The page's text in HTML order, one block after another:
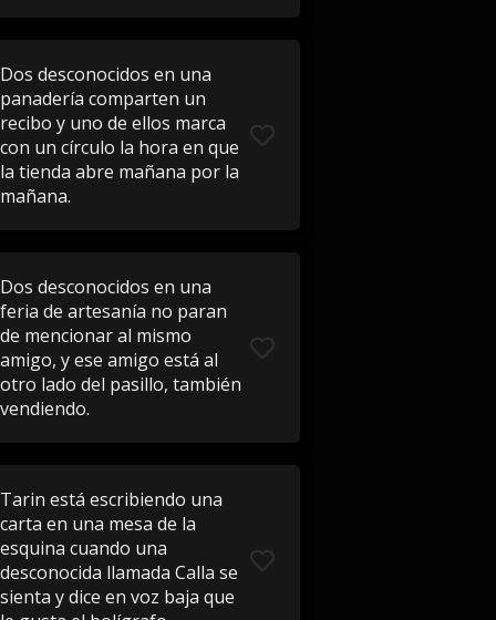
Dos desconocidos en una
panadería comparten un
recibo y uno de ellos marca
con un círculo la hora en que
la tienda abre mañana por la
mañana.
Dos desconocidos en una
feria de artesanía no paran
de mencionar al mismo
amigo, y ese amigo está al
otro lado del pasillo, también
vendiendo.
Tarin está escribiendo una
carta en una mesa de la
esquina cuando una
desconocida llamada Calla se
sienta y dice en voz baja que